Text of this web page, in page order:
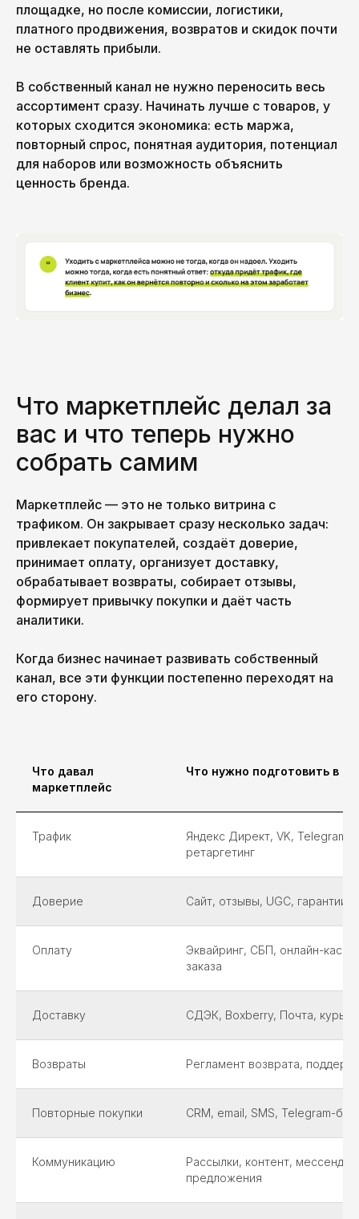
площадке, но после комиссии, логистики,
платного продвижения, возвратов и скидок почти
не оставлять прибыли.
В собственный канал не нужно переносить весь
ассортимент сразу. Начинать лучше с товаров, у
которых сходится экономика: есть маржа,
повторный спрос, понятная аудитория, потенциал
для наборов или возможность объяснить
ценность бренда.
Что маркетплейс делал за
вас и что теперь нужно
собрать самим
Маркетплейс — это не только витрина с
трафиком. Он закрывает сразу несколько задач:
привлекает покупателей, создаёт доверие,
принимает оплату, организует доставку,
обрабатывает возвраты, собирает отзывы,
формирует привычку покупки и даёт часть
аналитики.
Когда бизнес начинает развивать собственный
канал, все эти функции постепенно переходят на
его сторону.
Что давал
маркетплейс
Что нужно подготовить в
Трафик
Яндекс Директ, VK, Telegram,
ретаргетинг
Доверие Сайт, отзывы, UGC, гарантии,
Оплату
Эквайринг, СБП, онлайн-
заказа
Доставку СДЭК, Boxberry, Почта,
Возвраты Регламент возврата,
Повторные покупки CRM, email, SMS, Telegram-
Коммуникацию
Рассылки, контент,
предложения